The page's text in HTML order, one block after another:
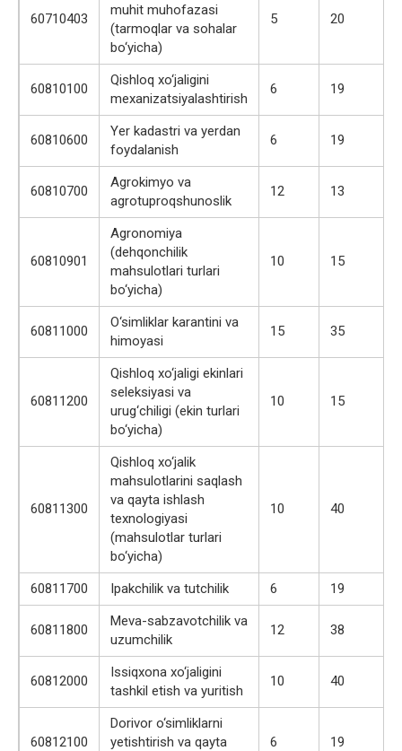
60710403
muhit muhofazasi
(tarmoqlar va sohalar
bo‘yicha)
5 20
60810100
Qishloq xo‘jaligini
mexanizatsiyalashtirish
6 19
60810600
Yer kadastri va yerdan
foydalanish
6 19
60810700
Agrokimyo va
agrotuproqshunoslik
12 13
60810901
Agronomiya
(dehqonchilik
mahsulotlari turlari
bo‘yicha)
10 15
60811000
O‘simliklar karantini va
himoyasi
15 35
60811200
Qishloq xo‘jaligi ekinlari
seleksiyasi va
urug‘chiligi (ekin turlari
bo‘yicha)
10 15
60811300
Qishloq xo‘jalik
mahsulotlarini saqlash
va qayta ishlash
texnologiyasi
(mahsulotlar turlari
bo‘yicha)
10 40
60811700 Ipakchilik va tutchilik 6 19
60811800
Meva-sabzavotchilik va
uzumchilik
12 38
60812000
Issiqxona xo‘jaligini
tashkil etish va yuritish
10 40
60812100
Dorivor o‘simliklarni
yetishtirish va qayta
6 19